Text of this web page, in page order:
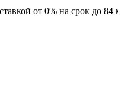
от 0% на срок до 84